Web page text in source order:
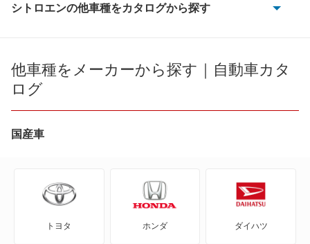
シトロエンの他車種をカタログから探す
AX
BX
BX ブレーク
他車種をメーカーから探す｜自動車カタ
ログ
国産車
トヨタ ホンダ ダイハツ